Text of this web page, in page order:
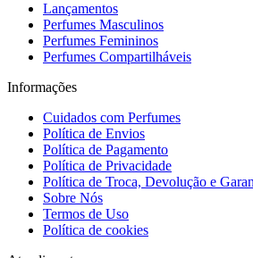
Lançamentos
Perfumes Masculinos
Perfumes Femininos
Perfumes Compartilháveis
Informações
Cuidados com Perfumes
Política de Envios
Política de Pagamento
Política de Privacidade
Política de Troca, Devolução e
Sobre Nós
Termos de Uso
Política de cookies